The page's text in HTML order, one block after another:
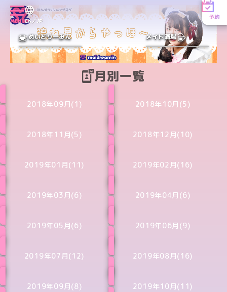
MENUEN／JP
予約
めいどりーみん メイド酒場
月別一覧
2018年09月(1) 2018年10月(5)
2018年11月(5) 2018年12月(10)
2019年01月(11) 2019年02月(16)
2019年03月(6) 2019年04月(6)
2019年05月(6) 2019年06月(9)
2019年07月(12) 2019年08月(16)
2019年09月(8) 2019年10月(11)